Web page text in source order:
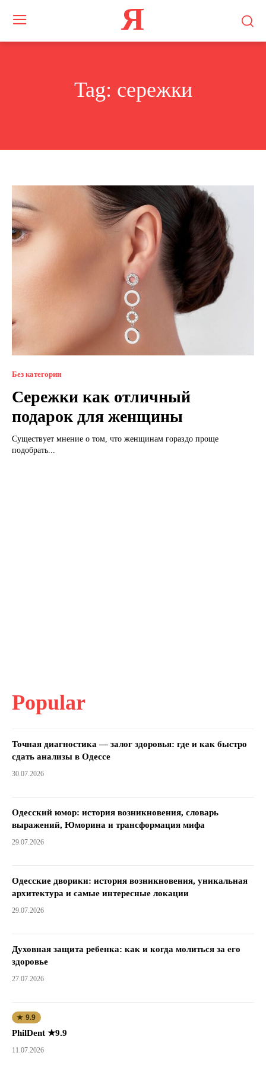
Я
Tag: сережки
Без категории
Сережки как отличный
подарок для женщины
Существует мнение о том, что женщинам гораздо проще
подобрать...
Popular
Точная диагностика — залог здоровья: где и как быстро
сдать анализы в Одессе
30.07.2026
Одесский юмор: история возникновения, словарь
выражений, Юморина и трансформация мифа
29.07.2026
Одесские дворики: история возникновения, уникальная
архитектура и самые интересные локации
29.07.2026
Духовная защита ребенка: как и когда молиться за его
здоровье
27.07.2026
★ 9.9
PhilDent ★9.9
11.07.2026